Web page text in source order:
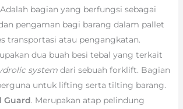
bagian yang berfungsi sebagai
pengaman bagi barang dalam pallet
transportasi atau pengangkatan.
dua buah besi tebal yang terkait
systemdari sebuah forklift. Bagian
untuk lifting serta tilting barang.
Guard. Merupakan atap pelindung